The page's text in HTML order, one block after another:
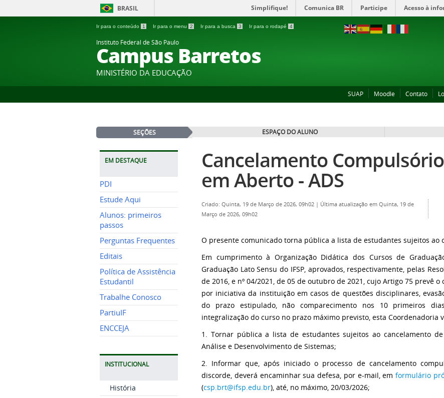
BRASIL Simplifique! Comunica BR Participe Acesso à
Ir para o conteúdo 1 Ir para o menu 2 Ir para a busca 3 Ir para o rodapé 4
Instituto Federal de São Paulo
Campus Barretos
MINISTÉRIO DA EDUCAÇÃO
SUAP Moodle Contato
SEÇÕES ESPAÇO DO ALUNO
EM DESTAQUE
PDI
Estude Aqui
Alunos: primeiros
passos
Perguntas Frequentes
Editais
Política de Assistência
Estudantil
Trabalhe Conosco
PartiuIF
ENCCEJA
INSTITUCIONAL
História
Cancelamento
em Aberto - ADS
Criado: Quinta, 19 de Março de 2026, 09h02 | Última atualização em Quinta, 19 de
Março de 2026, 09h02
O presente comunicado torna pública a lista de estudantes sujeitos ao
Em cumprimento à Organização Didática dos Cursos de
Graduação Lato Sensu do IFSP, aprovados, respectivamente, pelas
de 2016, e nº 04/2021, de 05 de outubro de 2021, cujo Artigo 75 prevê
por iniciativa da instituição em casos de questões disciplinares,
do prazo estipulado, não comparecimento nos 10 primeiros
integralização do curso no prazo máximo previsto, esta Coordenadoria
1. Tornar pública a lista de estudantes sujeitos ao cancelamento
Análise e Desenvolvimento de Sistemas;
2. Informar que, após iniciado o processo de cancelamento
discorde, deverá encaminhar sua defesa, por e-mail, em formulário
(csp.brt@ifsp.edu.br), até, no máximo, 20/03/2026;